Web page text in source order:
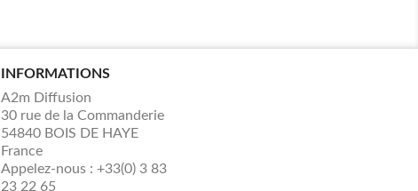
INFORMATIONS
A2m Diffusion
30 rue de la Commanderie
54840 BOIS DE HAYE
France
Appelez-nous :+33(0) 3 83
23 22 65